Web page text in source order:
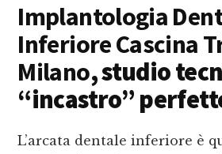
Implantologia
Inferiore Cascina
Milano, studio
“incastro”
L’arcata dentale inferiore è